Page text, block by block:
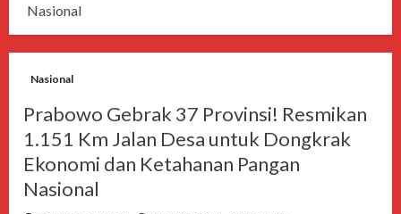
Nasional
Nasional
Prabowo Gebrak 37 Provinsi! Resmikan
1.151 Km Jalan Desa untuk Dongkrak
Ekonomi dan Ketahanan Pangan
Nasional